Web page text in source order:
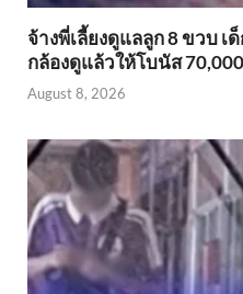
จ้างพี่เลี้ยงดูแลลูก 8 ขวบ เ
กล้องดูแล้วให้โบนัส
August 8, 2026